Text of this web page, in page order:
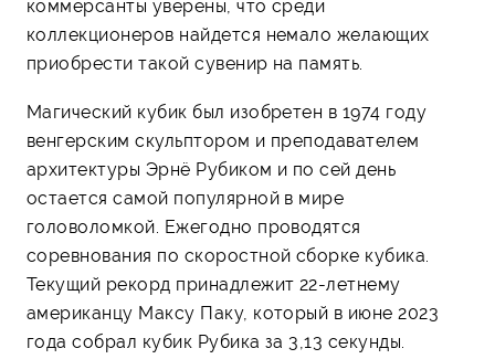
коммерсанты уверены, что среди
коллекционеров найдется немало желающих
приобрести такой сувенир на память.
Магический кубик был изобретен в 1974 году
венгерским скульптором и преподавателем
архитектуры Эрнё Рубиком и по сей день
остается самой популярной в мире
головоломкой. Ежегодно проводятся
соревнования по скоростной сборке кубика.
Текущий рекорд принадлежит 22-летнему
американцу Максу Паку, который в июне 2023
года собрал кубик Рубика за 3,13 секунды.